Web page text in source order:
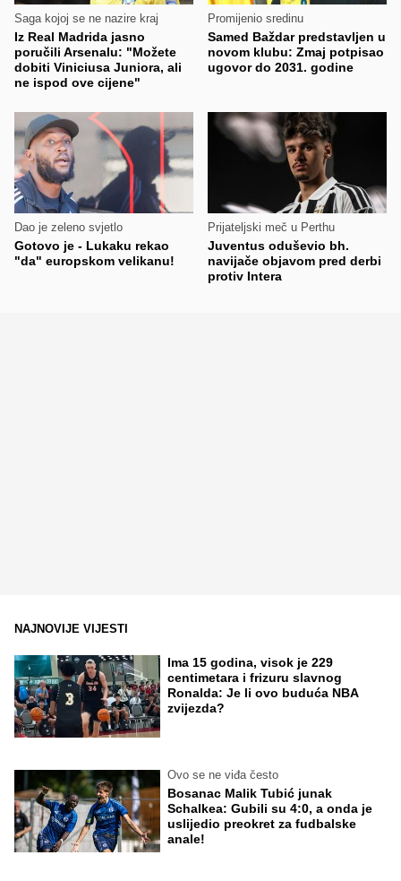
Saga kojoj se ne nazire kraj
Iz Real Madrida jasno
poručili Arsenalu: "Možete
dobiti Viniciusa Juniora, ali
ne ispod ove cijene"
Promijenio sredinu
Samed Baždar predstavljen u
novom klubu: Zmaj potpisao
ugovor do 2031. godine
Dao je zeleno svjetlo
Gotovo je - Lukaku rekao
"da" europskom velikanu!
Prijateljski meč u Perthu
Juventus oduševio bh.
navijače objavom pred derbi
protiv Intera
NAJNOVIJE VIJESTI
Ima 15 godina, visok je 229
centimetara i frizuru slavnog
Ronalda: Je li ovo buduća NBA
zvijezda?
Ovo se ne viđa često
Bosanac Malik Tubić junak
Schalkea: Gubili su 4:0, a onda je
uslijedio preokret za fudbalske
anale!